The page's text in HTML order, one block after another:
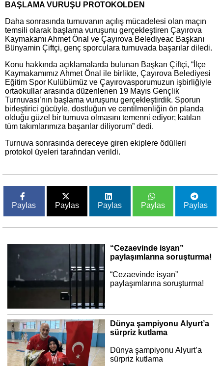
BAŞLAMA VURUŞU PROTOKOLDEN
Daha sonrasında turnuvanın açılış mücadelesi olan maçın
temsili olarak başlama vuruşunu gerçekleştiren Çayırova
Kaymakamı Ahmet Önal ve Çayırova Belediyeac Başkanı
Bünyamin Çiftçi, genç sporculara turnuvada başarılar diledi.
Konu hakkında açıklamalarda bulunan Başkan Çiftçi, “İlçe
Kaymakamımız Ahmet Önal ile birlikte, Çayırova Belediyesi
Eğitim Spor Kulübümüz ve Çayırovasporumuzun işbirliğiyle
ortaokullar arasında düzenlenen 19 Mayıs Gençlik
Turnuvası’nın başlama vuruşunu gerçekleştirdik. Sporun
birleştirici gücüyle, dostluğun ve centilmenliğin ön planda
olduğu güzel bir turnuva olmasını temenni ediyor; katılan
tüm takımlarımıza başarılar diliyorum” dedi.
Turnuva sonrasında dereceye giren ekiplere ödülleri
protokol üyeleri tarafından verildi.
Paylas Paylas Paylas Paylas Paylas
“Cezaevinde isyan”
paylaşımlarına soruşturma!
“Cezaevinde isyan”
paylaşımlarına soruşturma!
Dünya şampiyonu Alyurt’a
sürpriz kutlama
Dünya şampiyonu Alyurt’a
sürpriz kutlama